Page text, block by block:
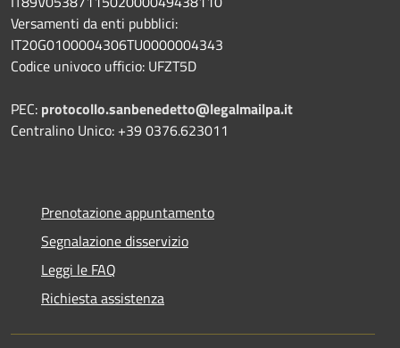
Versamenti da enti pubblici:
IT20G0100004306TU0000004343
Codice univoco ufficio: UFZT5D
PEC: protocollo.sanbenedetto@legalmailpa.it
Centralino Unico: +39 0376.623011
Prenotazione appuntamento
Segnalazione disservizio
Leggi le FAQ
Richiesta assistenza